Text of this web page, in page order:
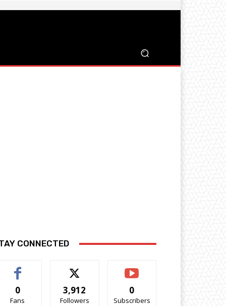
CONNECTED
0
Fans
3,912
Followers
0
Subscribers